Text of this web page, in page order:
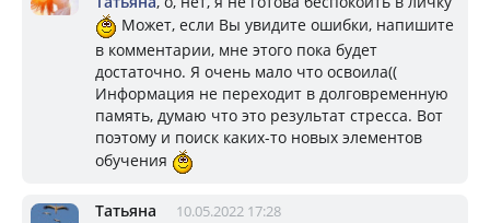
Может, если Вы увидите ошибки, напишите
в комментарии, мне этого пока будет
достаточно. Я очень мало что освоила((
Информация не переходит в долговременную
память, думаю что это результат стресса. Вот
поэтому и поиск каких-то новых элементов
обучения
Taтьяна 10.05.2022 17:28